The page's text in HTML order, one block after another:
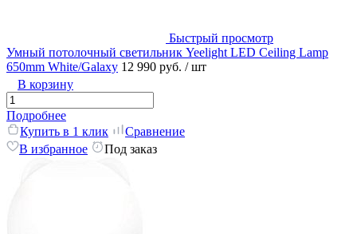
Быстрый просмотр
Умный потолочный светильник Yeelight LED Ceiling Lamp
650mm White/Galaxy 12 990 руб. / шт
В корзину
Подробнее
Купить в 1 клик
Сравнение
В избранное
Под заказ